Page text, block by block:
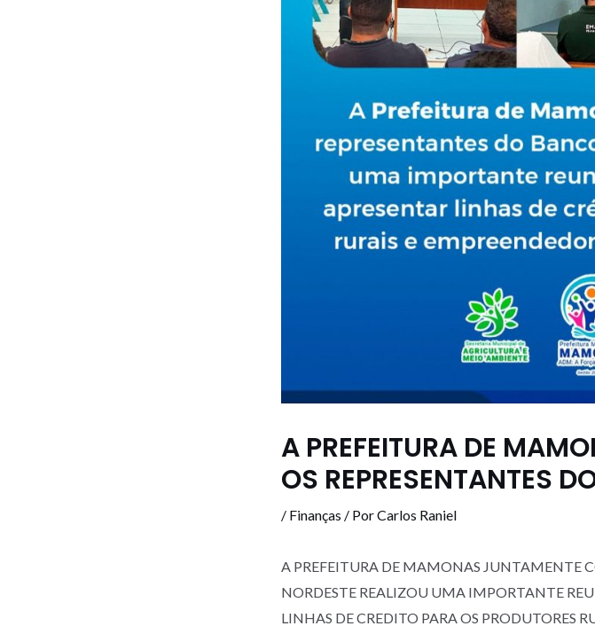
A PREFEITURA DE
OS REPRESENTANTES
/ Finanças / PorCarlos Raniel
A PREFEITURA DE MAMONAS JUNTAMENTE
NORDESTE REALIZOU UMA IMPORTANTE
LINHAS DE CREDITO PARA OS PRODUTORES